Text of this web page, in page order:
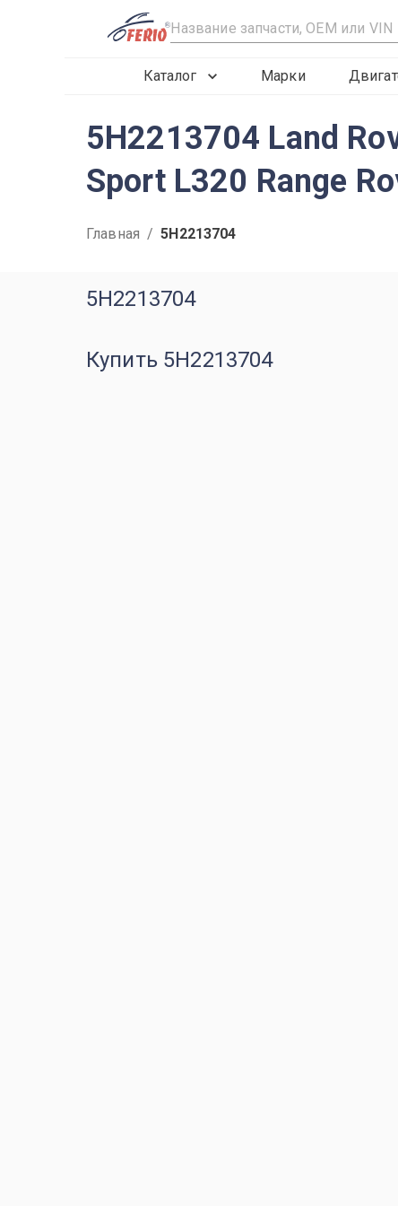
R
Каталог Марки
5H2213704 Land
Sport L320 Range
Главная / 5H2213704
5H2213704
Купить 5H2213704